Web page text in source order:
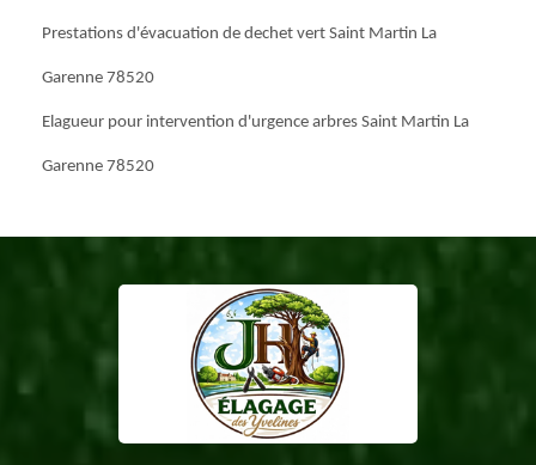
Prestations d'évacuation de dechet vert Saint Martin La
Garenne 78520
Elagueur pour intervention d'urgence arbres Saint Martin La
Garenne 78520